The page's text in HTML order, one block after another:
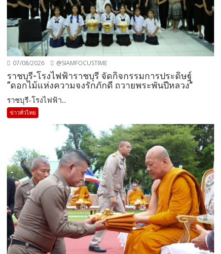
07/08/2026 @SIAMFOCUSTIME
ราชบุรี-โรงไฟฟ้าราชบุรี จัดกิจกรรมการประดิษฐ์
“ดอกไม้แห่งความจงรักภักดี ถวายพระพันปีหลวง”
ราชบุรี-โรงไฟฟ้า...
ข่าวทั่วไทย